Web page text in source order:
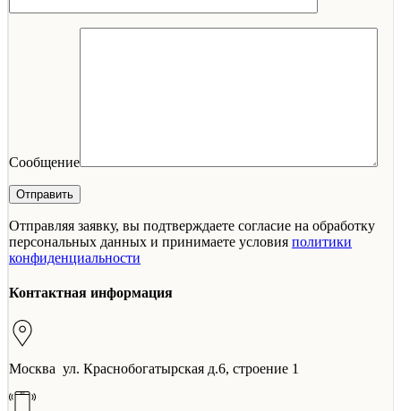
Сообщение
Отправляя заявку, вы подтверждаете согласие на обработку
персональных данных и принимаете условия политики
конфиденциальности
Контактная информация
Москва ул. Краснобогатырская д.6, строение 1